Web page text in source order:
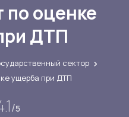
по оценке
ДТП
сектор
ущерба при ДТП
/5